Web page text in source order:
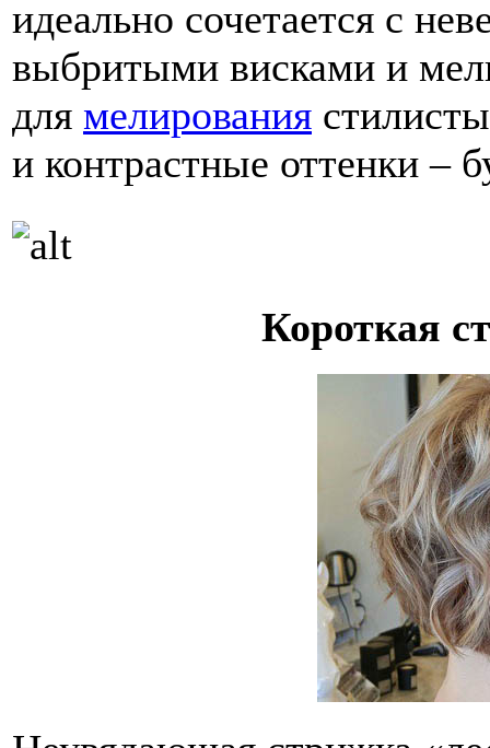
идеально сочетается с
выбритыми висками и
для мелирования
и контрастные оттенки –
Короткая